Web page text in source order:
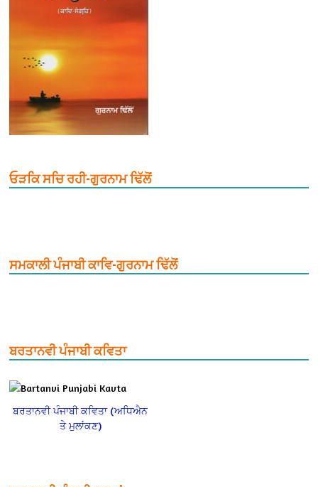
ਓੜਕਿ ਸਚਿ ਰਹੀ-ਗੁਰਨਾਮ ਢਿੱਲੋਂ
ਸਮਕਾਲੀ ਪੰਜਾਬੀ ਕਾਵਿ-ਗੁਰਨਾਮ ਢਿੱਲੋਂ
ਬਰਤਾਨਵੀ ਪੰਜਾਬੀ ਕਵਿਤਾ
ਬਰਤਾਨਵੀ ਪੰਜਾਬੀ ਕਵਿਤਾ (ਅਧਿਐਨ
ਤੇ ਮੁਲਾਂਕਣ)